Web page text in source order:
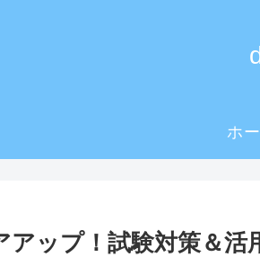
ホ
ップ！試験対策＆活